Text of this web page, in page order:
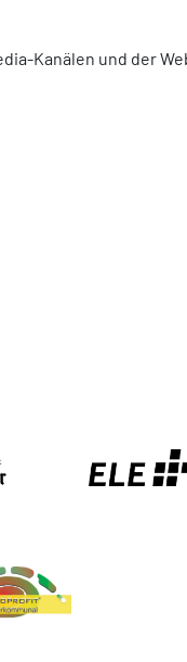
Kanälen und der